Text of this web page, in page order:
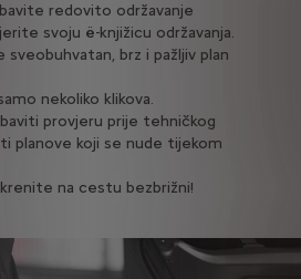
redovito održavanje
svoju ë-knjižicu održavanja.
brz i pažljiv plan
nekoliko klikova.
provjeru prije tehničkog
planove koji se nude tijekom
na cestu bezbrižni!